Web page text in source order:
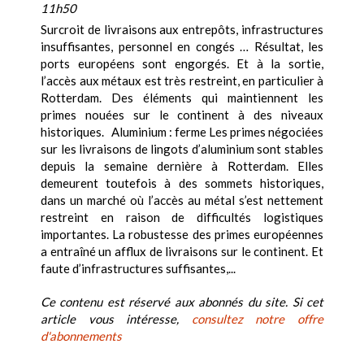
11h50
Surcroit de livraisons aux entrepôts, infrastructures
insuffisantes, personnel en congés … Résultat, les
ports européens sont engorgés. Et à la sortie,
l’accès aux métaux est très restreint, en particulier à
Rotterdam. Des éléments qui maintiennent les
primes nouées sur le continent à des niveaux
historiques. Aluminium : ferme Les primes négociées
sur les livraisons de lingots d’aluminium sont stables
depuis la semaine dernière à Rotterdam. Elles
demeurent toutefois à des sommets historiques,
dans un marché où l’accès au métal s’est nettement
restreint en raison de difficultés logistiques
importantes. La robustesse des primes européennes
a entraîné un afflux de livraisons sur le continent. Et
faute d’infrastructures suffisantes,...
Ce contenu est réservé aux abonnés du site. Si cet
article vous intéresse, consultez notre offre
d'abonnements